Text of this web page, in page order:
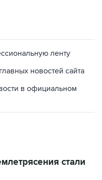
ленту
новостей сайта
в официальном
стали